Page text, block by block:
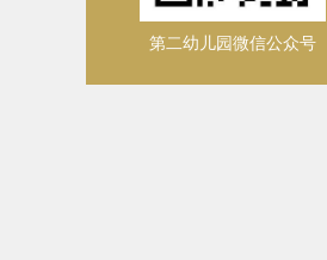
第二幼儿园微信公众号